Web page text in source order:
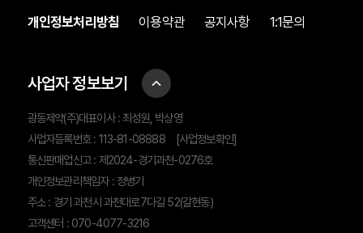
개인정보처리방침 이용약관 공지사항 1:1문의
사업자 정보보기
광동제약(주)대표이사 : 최성원, 박상영
사업자등록번호 : 113-81-08888
[사업정보확인]
통신판매업신고 : 제2024-경기과천-0276호
개인정보관리책임자 : 정병기
주소 : 경기 과천시 과천대로7다길 52(갈현동)
고객센터 : 070-4077-3216